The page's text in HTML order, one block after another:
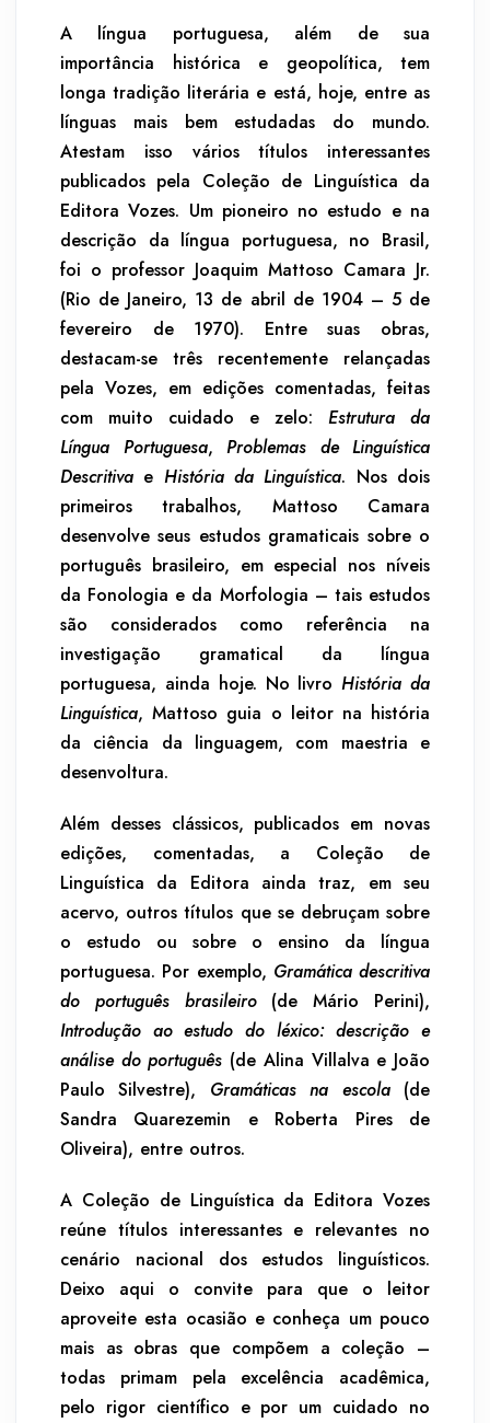
A língua portuguesa, além de sua
importância histórica e geopolítica, tem
longa tradição literária e está, hoje, entre as
línguas mais bem estudadas do mundo.
Atestam isso vários títulos interessantes
publicados pela Coleção de Linguística da
Editora Vozes. Um pioneiro no estudo e na
descrição da língua portuguesa, no Brasil,
foi o professor Joaquim Mattoso Camara Jr.
(Rio de Janeiro, 13 de abril de 1904 – 5 de
fevereiro de 1970). Entre suas obras,
destacam-se três recentemente relançadas
pela Vozes, em edições comentadas, feitas
com muito cuidado e zelo: Estrutura da
Língua Portuguesa, Problemas de Linguística
Descritiva e História da Linguística. Nos dois
primeiros trabalhos, Mattoso Camara
desenvolve seus estudos gramaticais sobre o
português brasileiro, em especial nos níveis
da Fonologia e da Morfologia – tais estudos
são considerados como referência na
investigação gramatical da língua
portuguesa, ainda hoje. No livroHistória da
Linguística, Mattoso guia o leitor na história
da ciência da linguagem, com maestria e
desenvoltura.
Além desses clássicos, publicados em novas
edições, comentadas, a Coleção de
Linguística da Editora ainda traz, em seu
acervo, outros títulos que se debruçam sobre
o estudo ou sobre o ensino da língua
portuguesa. Por exemplo, Gramática descritiva
do português brasileiro
(de Mário Perini),
Introdução ao estudo do léxico: descrição e
análise do português (de Alina Villalva e João
Paulo Silvestre), Gramáticas na escola (de
Sandra Quarezemin e Roberta Pires de
Oliveira), entre outros.
A Coleção de Linguística da Editora Vozes
reúne títulos interessantes e relevantes no
cenário nacional dos estudos linguísticos.
Deixo aqui o convite para que o leitor
aproveite esta ocasião e conheça um pouco
mais as obras que compõem a coleção –
todas primam pela excelência acadêmica,
pelo rigor científico e por um cuidado no